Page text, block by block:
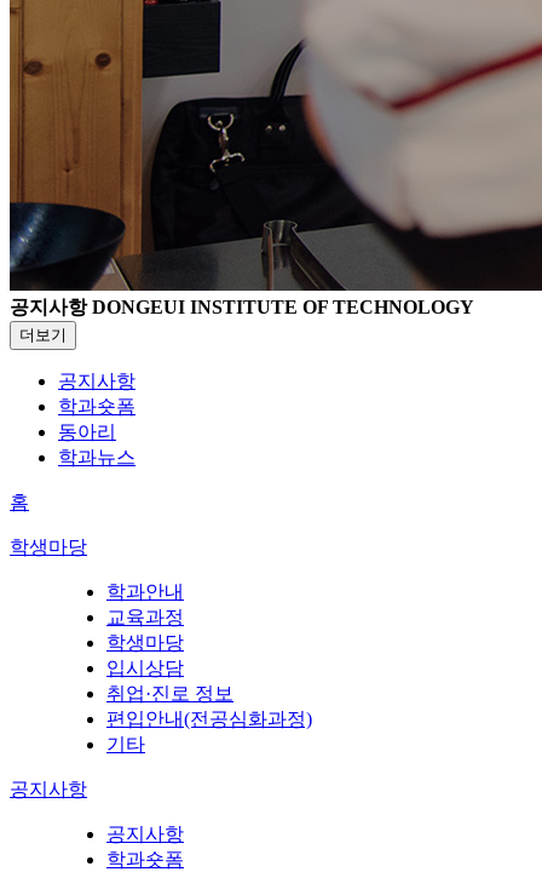
공지사항DONGEUI INSTITUTE OF TECHNOLOGY
더보기
공지사항
학과숏폼
동아리
학과뉴스
홈
학생마당
학과안내
교육과정
학생마당
입시상담
취업·진로 정보
편입안내(전공심화과정)
기타
공지사항
공지사항
학과숏폼